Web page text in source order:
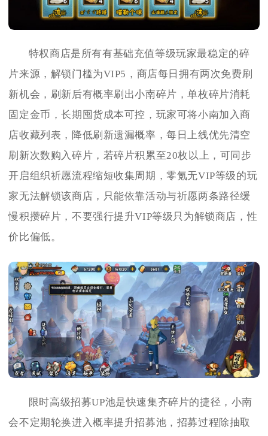
特权商店是所有有基础充值等级玩家最稳定的碎
片来源，解锁门槛为VIP5，商店每日拥有两次免费刷
新机会，刷新后有概率刷出小南碎片，单枚碎片消耗
固定金币，长期囤货成本可控，玩家可将小南加入商
店收藏列表，降低刷新遗漏概率，每日上线优先清空
刷新次数购入碎片，若碎片积累至20枚以上，可同步
开启组织祈愿流程缩短收集周期，零氪无VIP等级的玩
家无法解锁该商店，只能依靠活动与祈愿两条路径缓
慢积攒碎片，不要强行提升VIP等级只为解锁商店，性
价比偏低。
限时高级招募UP池是快速集齐碎片的捷径，小南
会不定期轮换进入概率提升招募池，招募过程除抽取